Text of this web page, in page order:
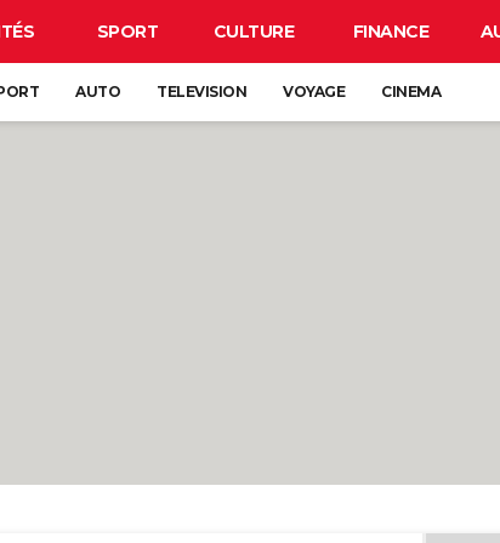
SPORT CULTURE FINANCE
AUTO TELEVISION VOYAGE CINEMA